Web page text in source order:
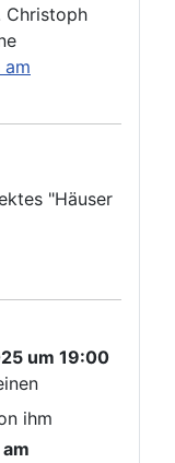
Christoph
am
"Häuser
um 19:00
ihm